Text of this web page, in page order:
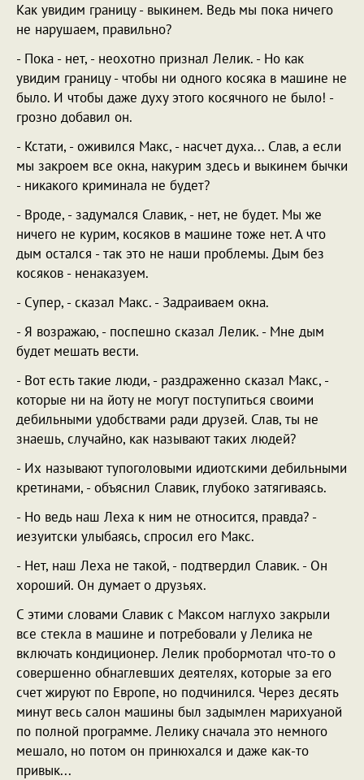
Как увидим границу - выкинем. Ведь мы пока ничего
не нарушаем, правильно?
- Пока - нет, - неохотно признал Лелик. - Но как
увидим границу - чтобы ни одного косяка в машине не
было. И чтобы даже духу этого косячного не было! -
грозно добавил он.
- Кстати, - оживился Макс, - насчет духа... Слав, а если
мы закроем все окна, накурим здесь и выкинем бычки
- никакого криминала не будет?
- Вроде, - задумался Славик, - нет, не будет. Мы же
ничего не курим, косяков в машине тоже нет. А что
дым остался - так это не наши проблемы. Дым без
косяков - ненаказуем.
- Супер, - сказал Макс. - Задраиваем окна.
- Я возражаю, - поспешно сказал Лелик. - Мне дым
будет мешать вести.
- Вот есть такие люди, - раздраженно сказал Макс, -
которые ни на йоту не могут поступиться своими
дебильными удобствами ради друзей. Слав, ты не
знаешь, случайно, как называют таких людей?
- Их называют тупоголовыми идиотскими дебильными
кретинами, - объяснил Славик, глубоко затягиваясь.
- Но ведь наш Леха к ним не относится, правда? -
иезуитски улыбаясь, спросил его Макс.
- Нет, наш Леха не такой, - подтвердил Славик. - Он
хороший. Он думает о друзьях.
С этими словами Славик с Максом наглухо закрыли
все стекла в машине и потребовали у Лелика не
включать кондиционер. Лелик пробормотал что-то о
совершенно обнаглевших деятелях, которые за его
счет жируют по Европе, но подчинился. Через десять
минут весь салон машины был задымлен марихуаной
по полной программе. Лелику сначала это немного
мешало, но потом он принюхался и даже как-то
привык...